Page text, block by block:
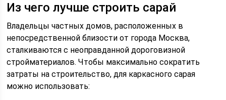
Из чего лучше строить сарай
Владельцы частных домов, расположенных в
непосредственной близости от города Москва,
сталкиваются с неоправданной дороговизной
стройматериалов. Чтобы максимально сократить
затраты на строительство, для каркасного сарая
можно использовать: